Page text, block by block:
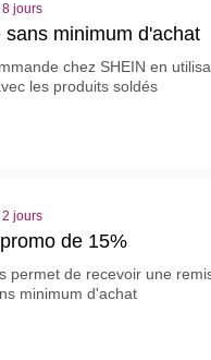
jours
sans minimum d'achat
chez SHEIN en
les produits soldés
jours
de 15%
permet de recevoir une
minimum d'achat